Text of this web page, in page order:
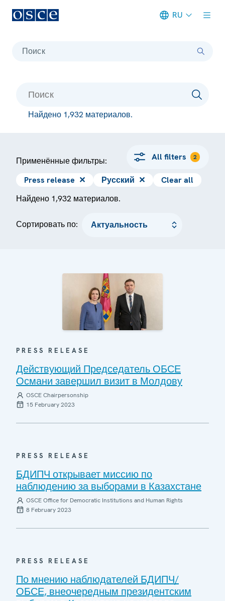
RU
Поиск
Найдено 1,932 материалов.
Применённые фильтры: All filters 2
Press release ✕ Русский ✕
Clear all
Найдено 1,932 материалов.
Сортировать по:
PRESS RELEASE
Действующий Председатель ОБСЕ
Османи завершил визит в Молдову
OSCE Chairpersonship
15 February 2023
PRESS RELEASE
БДИПЧ открывает миссию по
наблюдению за выборами в Казахстане
OSCE Office for Democratic Institutions and Human Rights
8 February 2023
PRESS RELEASE
По мнению наблюдателей БДИПЧ/
ОБСЕ, внеочередным президентским